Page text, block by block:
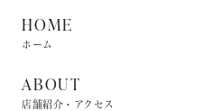
HOME
ホーム
ABOUT
店舗紹介・アクセス